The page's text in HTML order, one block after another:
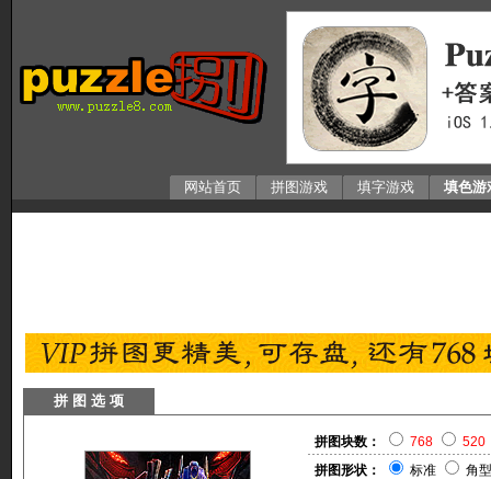
网站首页 拼图游戏 填字游戏 填色游
拼 图 选 项
拼图块数： 768
520
拼图形状：
标准
角型